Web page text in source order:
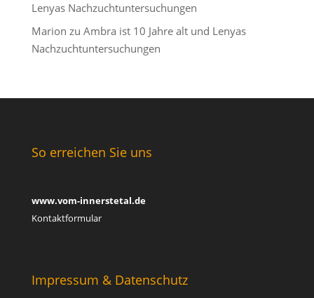
Lenyas Nachzuchtuntersuchungen
Marion zu Ambra ist 10 Jahre alt und Lenyas
Nachzuchtuntersuchungen
So erreichen Sie uns
www.vom-innerstetal.de
Kontaktformular
Impressum & Datenschutz